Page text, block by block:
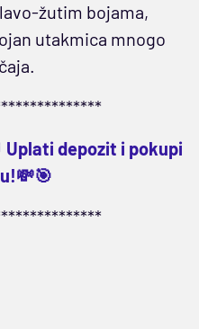
žutim bojama,
utakmica mnogo
depozit i pokupi